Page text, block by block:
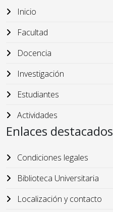
Inicio
Facultad
Docencia
Investigación
Estudiantes
Actividades
Enlaces destacados
Condiciones legales
Biblioteca Universitaria
Localización y contacto